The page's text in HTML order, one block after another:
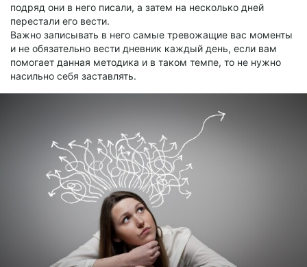
подряд они в него писали, а затем на несколько дней
перестали его вести.
Важно записывать в него самые тревожащие вас моменты
и не обязательно вести дневник каждый день, если вам
помогает данная методика и в таком темпе, то не нужно
насильно себя заставлять.